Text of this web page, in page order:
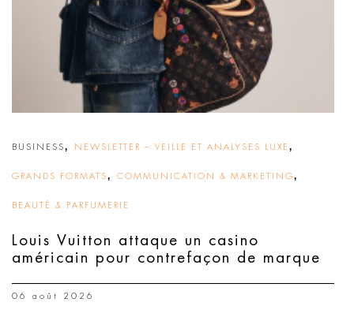
BUSINESS, NEWSLETTER – VEILLE ET ANALYSES LUXE ,
GRANDS FORMATS, COMMUNICATION & MARKETING,
BEAUTÉ & PARFUMERIE
Louis Vuitton attaque un casino
américain pour contrefaçon de marque
06 août 2026